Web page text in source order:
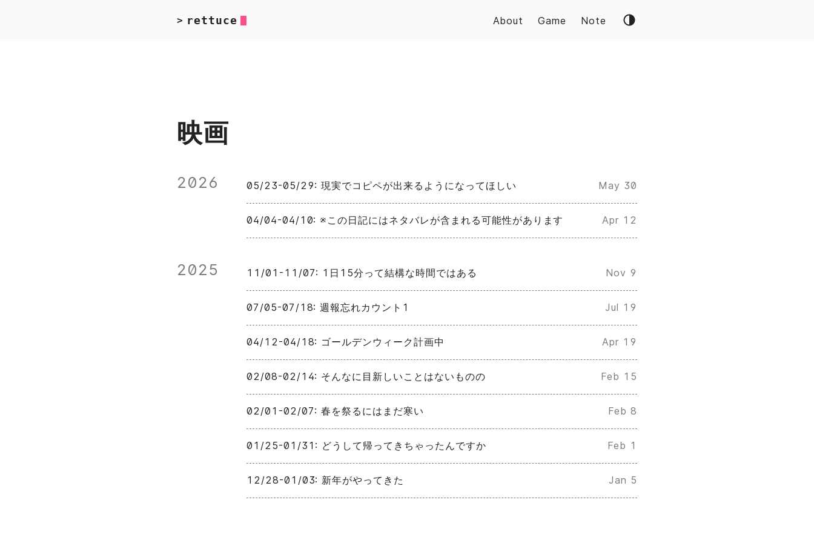
> rettuce About Game Note
映画
2026 05/23-05/29: 現実でコピペが出来るようになってほしい May 30
04/04-04/10: ※この日記にはネタバレが含まれる可能性があります Apr 12
2025 11/01-11/07: 1日15分って結構な時間ではある Nov 9
07/05-07/18: 週報忘れカウント1 Jul 19
04/12-04/18: ゴールデンウィーク計画中 Apr 19
02/08-02/14: そんなに目新しいことはないものの Feb 15
02/01-02/07: 春を祭るにはまだ寒い Feb 8
01/25-01/31: どうして帰ってきちゃったんですか Feb 1
12/28-01/03: 新年がやってきた Jan 5